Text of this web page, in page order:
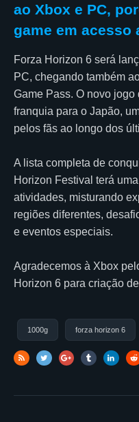
ao Xbox e PC,
game em acesso
Forza Horizon 6 será
PC, chegando também
Game Pass. O novo
franquia para o Japão,
pelos fãs ao longo dos
A lista completa de
Horizon Festival terá
atividades, misturando
regiões diferentes,
e eventos especiais.
Agradecemos à Xbox
Horizon 6 para criação
1000g forza horizon 6